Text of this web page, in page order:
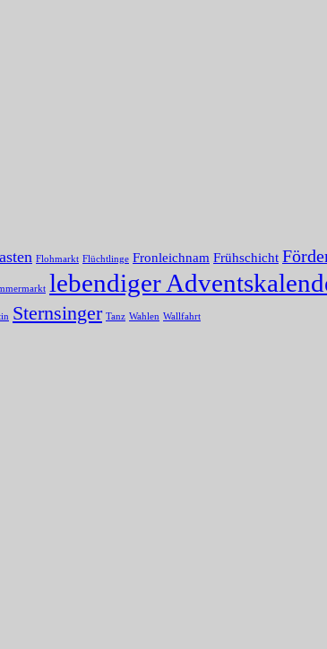
Flohmarkt Flüchtlinge Fronleichnam Frühschicht
lebendiger
Sternsinger Tanz Wahlen Wallfahrt